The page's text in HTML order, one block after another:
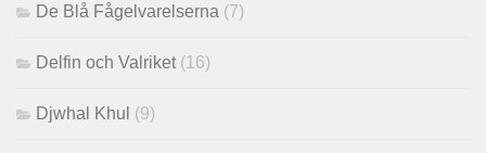
De Blå Fågelvarelserna (7)
Delfin och Valriket (16)
Djwhal Khul (9)